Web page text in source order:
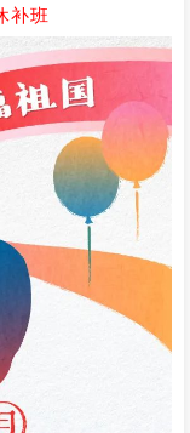
补班